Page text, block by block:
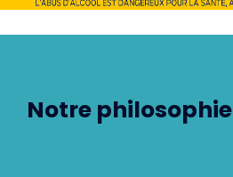
Notre philosophie